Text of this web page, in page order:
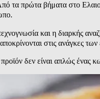
τα πρώτα βήματα στο
και η διαρκής
στις ανάγκες
δεν είναι απλώς ένας